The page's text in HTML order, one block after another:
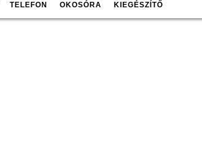
TELEFON OKOSÓRA KIEGÉSZÍTŐ